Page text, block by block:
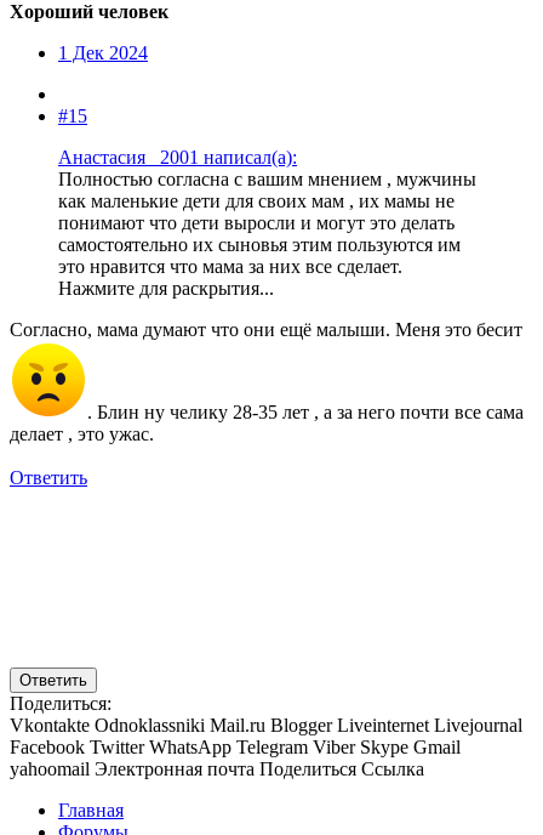
Хороший человек
1 Дек 2024
#15
Анастасия _2001 написал(а):
Полностью согласна с вашим мнением , мужчины
как маленькие дети для своих мам , их мамы не
понимают что дети выросли и могут это делать
самостоятельно их сыновья этим пользуются им
это нравится что мама за них все сделает.
Нажмите для раскрытия...
Согласно, мама думают что они ещё малыши. Меня это бесит
. Блин ну челику 28-35 лет , а за него почти все сама
делает , это ужас.
Ответить
Ответить
Поделиться:
Vkontakte Odnoklassniki Mail.ru Blogger Liveinternet Livejournal
Facebook Twitter WhatsApp Telegram Viber Skype Gmail
yahoomail Электронная почта Поделиться Ссылка
Главная